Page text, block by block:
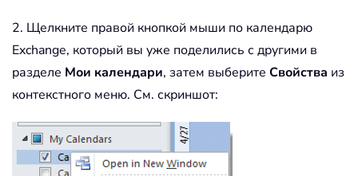
2. Щелкните правой кнопкой мыши по календарю
Exchange, который вы уже поделились с другими в
разделе Мои календари, затем выберите Свойства из
контекстного меню. См. скриншот: